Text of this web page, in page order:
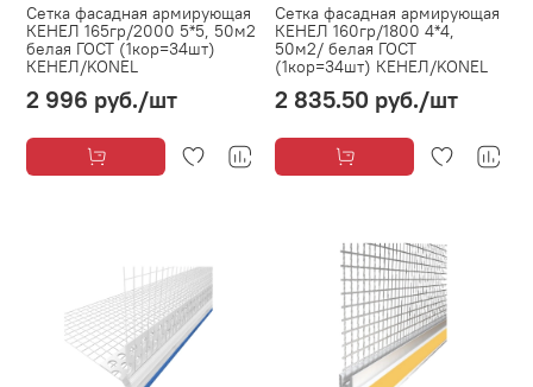
Сетка фасадная армирующая
КЕНЕЛ 165гр/2000 5*5, 50м2
белая ГОСТ (1кор=34шт)
КЕНЕЛ/KONEL
2 996 руб./шт
Сетка фасадная армирующая
КЕНЕЛ 160гр/1800 4*4,
50м2/ белая ГОСТ
(1кор=34шт) КЕНЕЛ/KONEL
2 835.50 руб./шт